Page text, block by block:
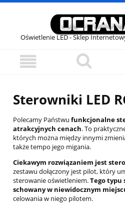
Oświetlenie LED - Sklep
Sterowniki LED
Polecamy Państwu funkcjonalne
atrakcyjnych cenach. To
których można między innymi
także tempo jego migania.
Ciekawym rozwiązaniem jest
zestawu dołączony jest pilot, który
sterowanie oświetleniem.Tego typu
schowany w niewidocznym
celowania w niego pilotem.